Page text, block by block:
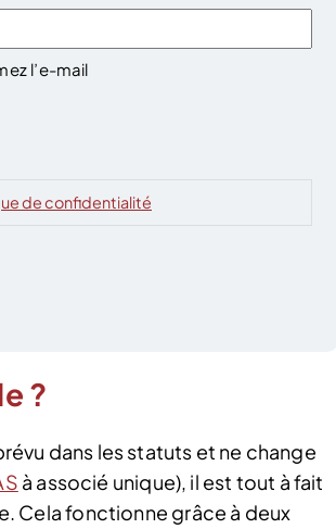
l’e-mail
de confidentialité
?
dans les statuts et ne change
à associé unique), il est tout à fait
Cela fonctionne grâce à deux